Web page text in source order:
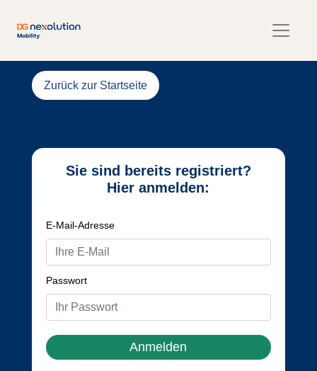
Zurück zur Startseite
Sie sind bereits registriert?
Hier anmelden:
E-Mail-Adresse
Passwort
Anmelden